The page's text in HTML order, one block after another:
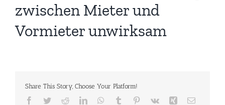
zwischen Mieter und
Vormieter unwirksam
Share This Story, Choose Your Platform!
Facebook
TwitterRedditLinkedInWhatsApp
Tumblr Pinterest
Vk Xing E-